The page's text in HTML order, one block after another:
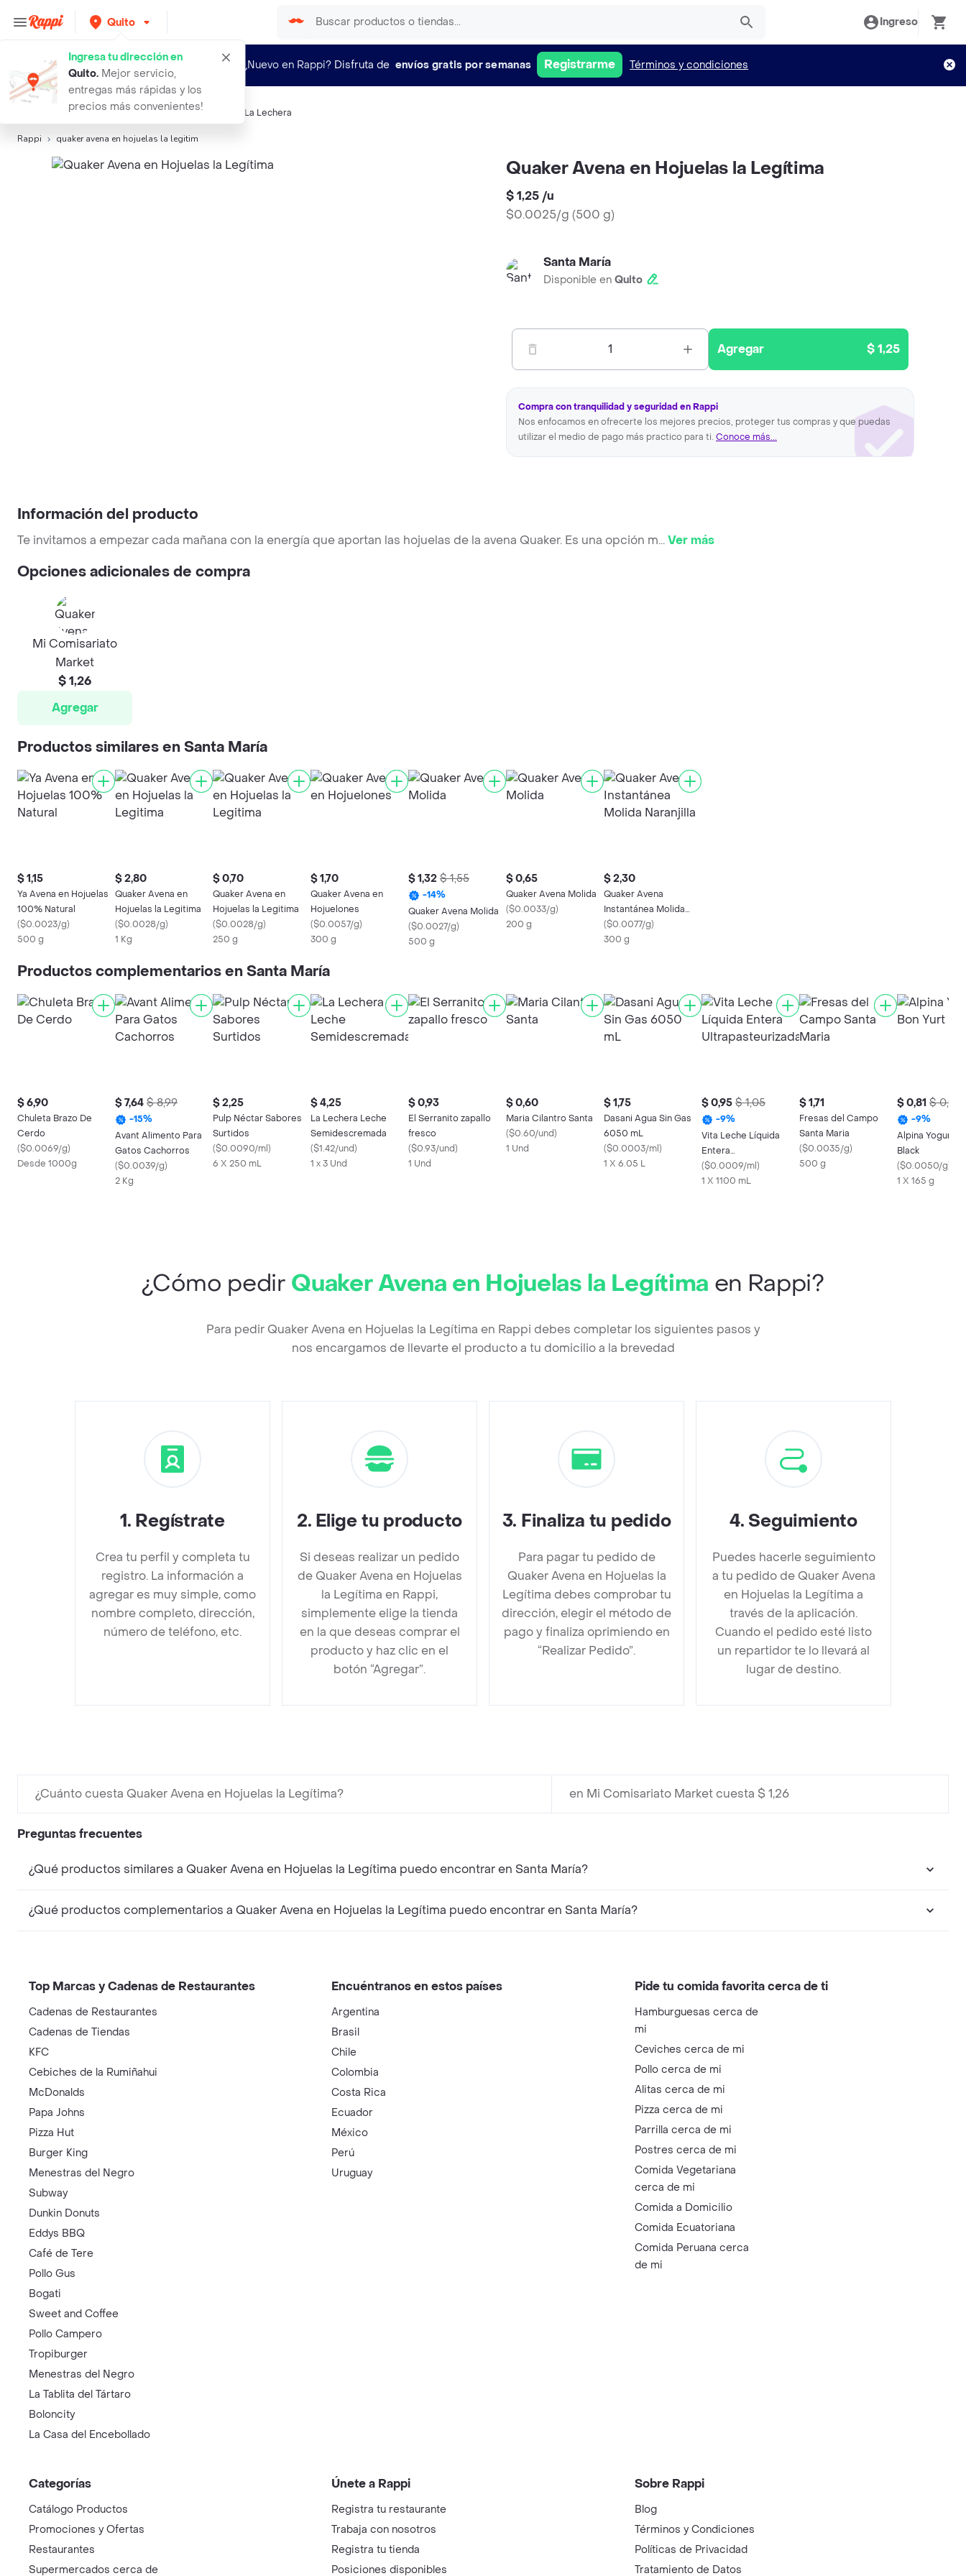
Quito
Ingresa tu dirección en
Quito. Mejor servicio,
entregas más rápidas y los
precios más convenientes!
Ingreso
¿Nuevo en Rappi? Disfruta de envíos gratis por semanas Registrarme Términos y condiciones
Búsquedas relacionadas: Cereales,Quaker La Lechera
Rappi quaker avena en hojuelas la legitim
Quaker Avena en Hojuelas la Legítima
$ 1,25 /u
$0.0025/g (500 g)
Santa María
Disponible en Quito
1 Agregar $ 1,25
Compra con tranquilidad y seguridad en Rappi
Nos enfocamos en ofrecerte los mejores precios, proteger tus compras y que puedas
utilizar el medio de pago más practico para ti. Conoce más...
Información del producto
Te invitamos a empezar cada mañana con la energía que aportan las hojuelas de la avena Quaker. Es una opción m...Ver más
Opciones adicionales de compra
Mi Comisariato
Market
$ 1,26
Agregar
Productos similares en Santa María
$ 1,15
Ya Avena en Hojuelas
100% Natural
($0.0023/g)
500 g
$ 2,80
Quaker Avena en
Hojuelas la Legitima
($0.0028/g)
1 Kg
$ 0,70
Quaker Avena en
Hojuelas la Legitima
($0.0028/g)
250 g
$ 1,70
Quaker Avena en
Hojuelones
($0.0057/g)
300 g
$ 1,32 $ 1,55
-14%
Quaker Avena Molida
($0.0027/g)
500 g
$ 0,65
Quaker Avena Molida
($0.0033/g)
200 g
$ 2,30
Quaker Avena
Instantánea Molida
Naranjilla
($0.0077/g)
300 g
Productos complementarios en Santa María
$ 6,90
Chuleta Brazo De
Cerdo
($0.0069/g)
Desde 1000g
$ 7,64 $ 8,99
-15%
Avant Alimento Para
Gatos Cachorros
($0.0039/g)
2 Kg
$ 2,25
Pulp Néctar Sabores
Surtidos
($0.0090/ml)
6 X 250 mL
$ 4,25
La Lechera Leche
Semidescremada
($1.42/und)
1 x 3 Und
$ 0,93
El Serranito zapallo
fresco
($0.93/und)
1 Und
$ 0,60
Maria Cilantro Santa
($0.60/und)
1 Und
$ 1,75
Dasani Agua Sin Gas
6050 mL
($0.0003/ml)
1 X 6.05 L
$ 0,95 $ 1,05
-9%
Vita Leche Líquida
Entera
Ultrapasteurizada
($0.0009/ml)
1 X 1100 mL
$ 1,71
Fresas del Campo
Santa Maria
($0.0035/g)
500 g
$ 0,81 $ 0,90
-9%
Alpina Yogurt
Black
($0.0050/g)
1 X 165 g
¿Cómo pedir Quaker Avena en Hojuelas la Legítima en Rappi?
Para pedir Quaker Avena en Hojuelas la Legítima en Rappi debes completar los siguientes pasos y
nos encargamos de llevarte el producto a tu domicilio a la brevedad
1. Regístrate
Crea tu perfil y completa tu
registro. La información a
agregar es muy simple, como
nombre completo, dirección,
número de teléfono, etc.
2. Elige tu producto
Si deseas realizar un pedido
de Quaker Avena en Hojuelas
la Legítima en Rappi,
simplemente elige la tienda
en la que deseas comprar el
producto y haz clic en el
botón “Agregar”.
3. Finaliza tu pedido
Para pagar tu pedido de
Quaker Avena en Hojuelas la
Legítima debes comprobar tu
dirección, elegir el método de
pago y finaliza oprimiendo en
“Realizar Pedido”.
4. Seguimiento
Puedes hacerle seguimiento
a tu pedido de Quaker Avena
en Hojuelas la Legítima a
través de la aplicación.
Cuando el pedido esté listo
un repartidor te lo llevará al
lugar de destino.
¿Cuánto cuesta Quaker Avena en Hojuelas la Legítima? en Mi Comisariato Market cuesta $ 1,26
Preguntas frecuentes
¿Qué productos similares a Quaker Avena en Hojuelas la Legítima puedo encontrar en Santa María?
¿Qué productos complementarios a Quaker Avena en Hojuelas la Legítima puedo encontrar en Santa María?
Top Marcas y Cadenas de Restaurantes
Cadenas de Restaurantes
Cadenas de Tiendas
KFC
Cebiches de la Rumiñahui
McDonalds
Papa Johns
Pizza Hut
Burger King
Menestras del Negro
Subway
Dunkin Donuts
Eddys BBQ
Café de Tere
Pollo Gus
Bogati
Sweet and Coffee
Pollo Campero
Tropiburger
Menestras del Negro
La Tablita del Tártaro
Boloncity
La Casa del Encebollado
Encuéntranos en estos países
Argentina
Brasil
Chile
Colombia
Costa Rica
Ecuador
México
Perú
Uruguay
Pide tu comida favorita cerca de ti
Hamburguesas cerca de
mi
Ceviches cerca de mi
Pollo cerca de mi
Alitas cerca de mi
Pizza cerca de mi
Parrilla cerca de mi
Postres cerca de mi
Comida Vegetariana
cerca de mi
Comida a Domicilio
Comida Ecuatoriana
Comida Peruana cerca
de mi
Categorías
Catálogo Productos
Promociones y Ofertas
Restaurantes
Supermercados cerca de
Únete a Rappi
Registra tu restaurante
Trabaja con nosotros
Registra tu tienda
Posiciones disponibles
Sobre Rappi
Blog
Términos y Condiciones
Políticas de Privacidad
Tratamiento de Datos